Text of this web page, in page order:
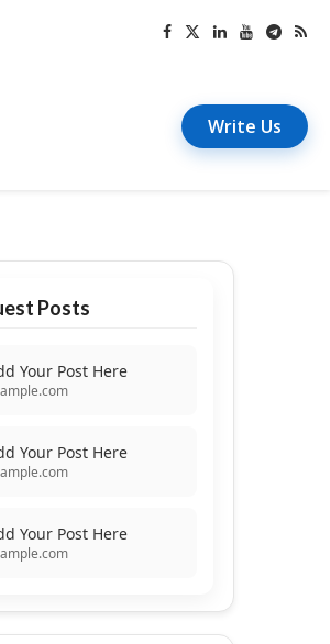
Write Us
Posts
Your Post Here
Your Post Here
Your Post Here